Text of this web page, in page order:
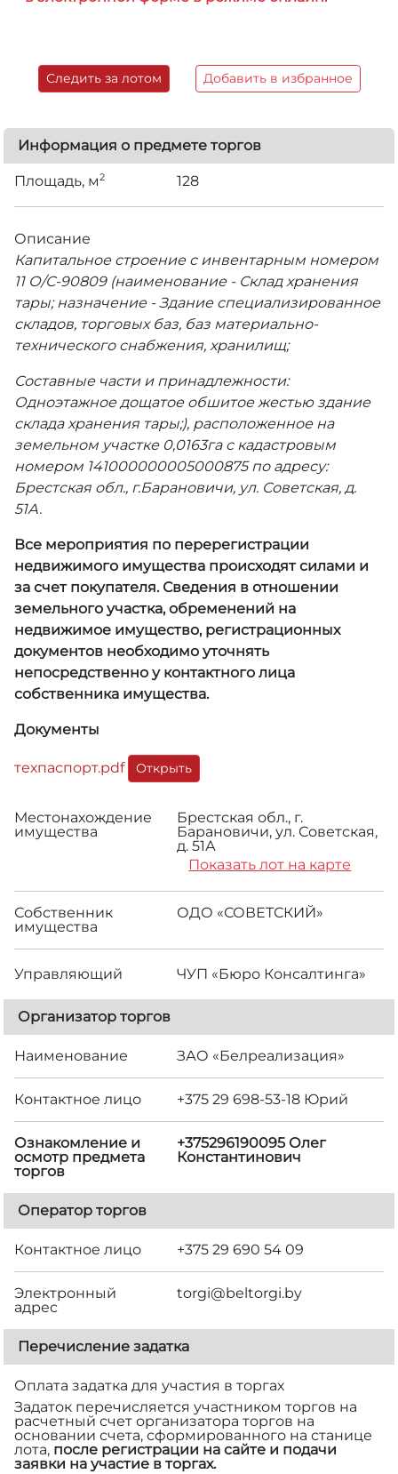
Следить за лотом Добавить в избранное
Информация о предмете торгов
Площадь, м2 128
Описание
Капитальное строение с инвентарным номером
11 О/С-90809 (наименование - Склад хранения
тары; назначение - Здание специализированное
складов, торговых баз, баз материально­
технического снабжения, хранилищ;
Составные части и принадлежности:
Одноэтажное дощатое обшитое жестью здание
склада хранения тары;), расположенное на
земельном участке 0,0163га с кадастровым
номером 141000000005000875 по адресу:
Брестская обл., г.Барановичи, ул. Советская, д.
51А.
Все мероприятия по перерегистрации
недвижимого имущества происходят силами и
за счет покупателя. Сведения в отношении
земельного участка, обременений на
недвижимое имущество, регистрационных
документов необходимо уточнять
непосредственно у контактного лица
собственника имущества.
Документы
техпаспорт.pdf Открыть
Местонахождение
имущества
Брестская обл., г.
Барановичи, ул. Советская,
д. 51А
Показать лот на карте
Собственник
имущества
ОДО «СОВЕТСКИЙ»
Управляющий ЧУП «Бюро Консалтинга»
Организатор торгов
Наименование ЗАО «Белреализация»
Контактное лицо +375 29 698-53-18 Юрий
Ознакомление и
осмотр предмета
торгов
+375296190095 Олег
Константинович
Оператор торгов
Контактное лицо +375 29 690 54 09
Электронный
адрес
torgi@beltorgi.by
Перечисление задатка
Оплата задатка для участия в торгах
Задаток перечисляется участником торгов на
расчетный счет организатора торгов на
основании счета, сформированного на станице
лота, после регистрации на сайте и подачи
заявки на участие в торгах.